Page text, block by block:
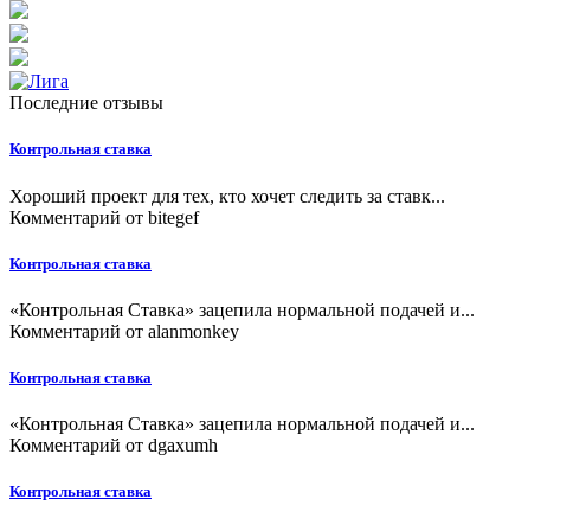
Последние отзывы
Контрольная ставка
Хороший проект для тех, кто хочет следить за ставк...
Комментарий от bitegef
Контрольная ставка
«Контрольная Ставка» зацепила нормальной подачей и...
Комментарий от alanmonkey
Контрольная ставка
«Контрольная Ставка» зацепила нормальной подачей и...
Комментарий от dgaxumh
Контрольная ставка